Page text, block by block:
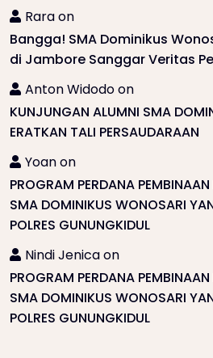
Raraon
Bangga! SMA Dominikus
di Jambore Sanggar Veritas
Anton Widodoon
KUNJUNGAN ALUMNI SMA
ERATKAN TALI PERSAUDARAAN
Yoanon
PROGRAM PERDANA
SMA DOMINIKUS WONOSARI
POLRES GUNUNGKIDUL
Nindi Jenicaon
PROGRAM PERDANA
SMA DOMINIKUS WONOSARI
POLRES GUNUNGKIDUL